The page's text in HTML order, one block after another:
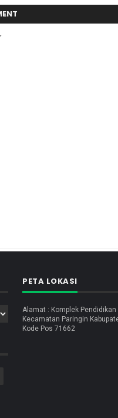
PETA LOKASI
Alamat : Komplek
Kecamatan Paringin
Kode Pos 71662